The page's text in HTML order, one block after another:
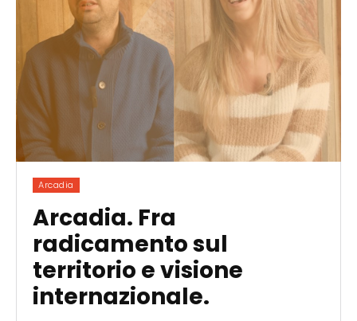
Arcadia
Arcadia. Fra
radicamento sul
territorio e visione
internazionale.